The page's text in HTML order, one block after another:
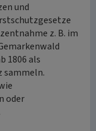
und
z. B. im
1806 als
sammeln.
oder